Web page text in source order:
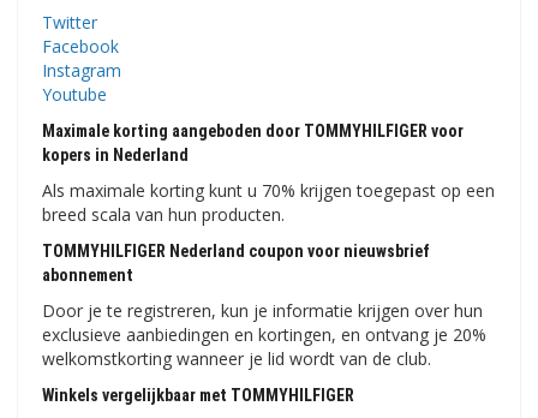
Twitter
Facebook
Instagram
Youtube
Maximale korting aangeboden door TOMMYHILFIGER voor
kopers in Nederland
Als maximale korting kunt u 70% krijgen toegepast op een
breed scala van hun producten.
TOMMYHILFIGER Nederland coupon voor nieuwsbrief
abonnement
Door je te registreren, kun je informatie krijgen over hun
exclusieve aanbiedingen en kortingen, en ontvang je 20%
welkomstkorting wanneer je lid wordt van de club.
Winkels vergelijkbaar met TOMMYHILFIGER